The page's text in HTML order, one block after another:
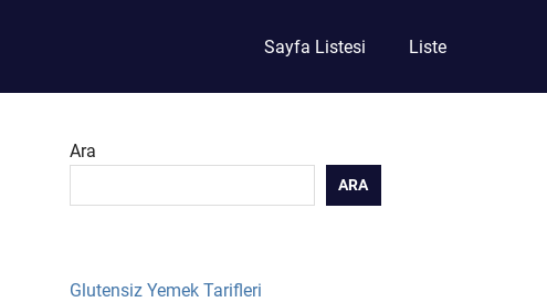
Sayfa Listesi Liste
Ara
ARA
Glutensiz Yemek Tarifleri